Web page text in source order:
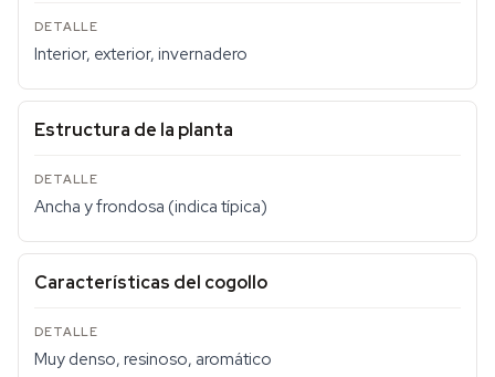
Interior, exterior, invernadero
Estructura de la planta
Ancha y frondosa (indica típica)
Características del cogollo
Muy denso, resinoso, aromático